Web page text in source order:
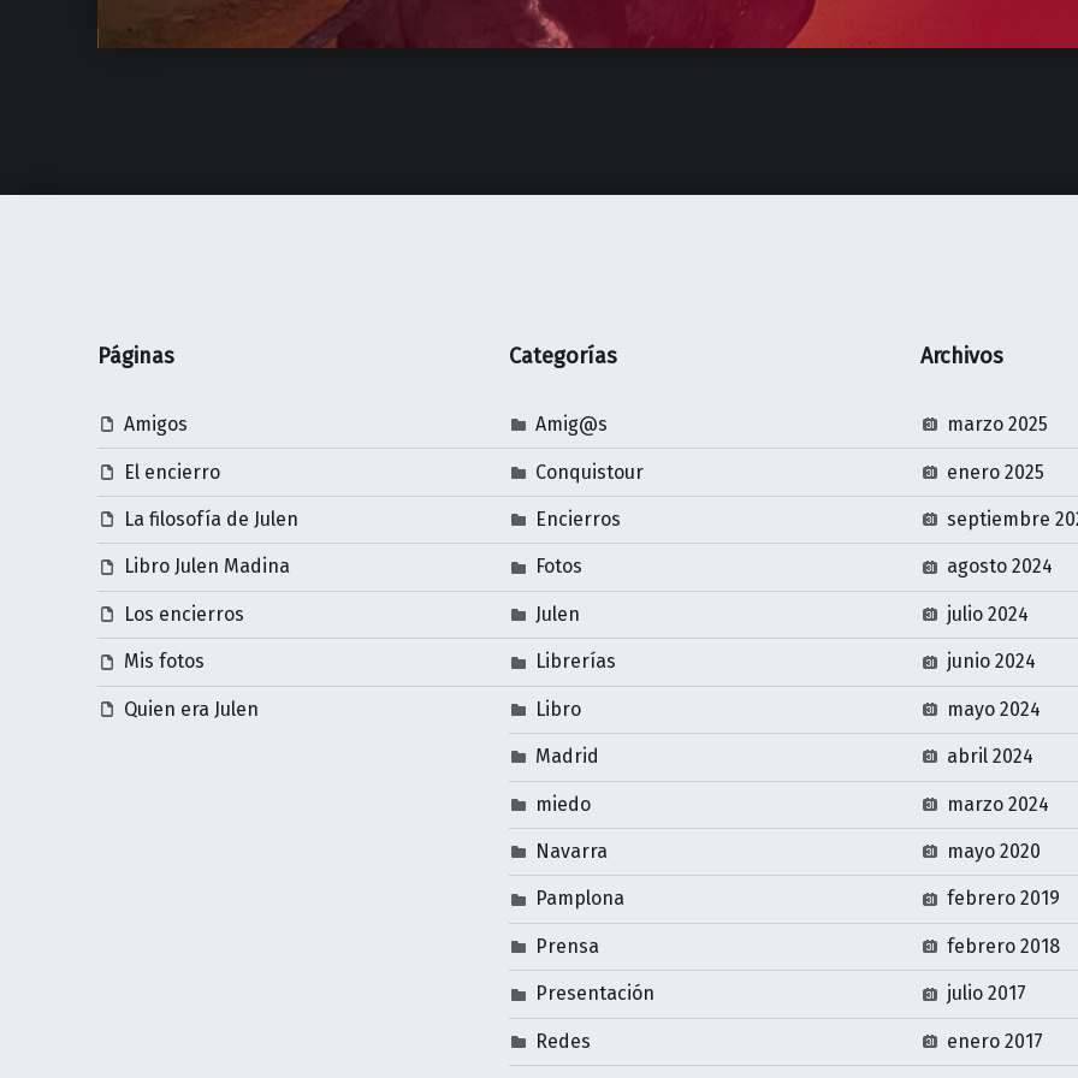
Páginas
Amigos
El encierro
La filosofía de Julen
Libro Julen Madina
Los encierros
Mis fotos
Quien era Julen
Categorías
Amig@s
Conquistour
Encierros
Fotos
Julen
Librerías
Libro
Madrid
miedo
Navarra
Pamplona
Prensa
Presentación
Redes
Archivos
marzo 2025
enero 2025
septiembre
agosto 2024
julio 2024
junio 2024
mayo 2024
abril 2024
marzo 2024
mayo 2020
febrero 2019
febrero 2018
julio 2017
enero 2017